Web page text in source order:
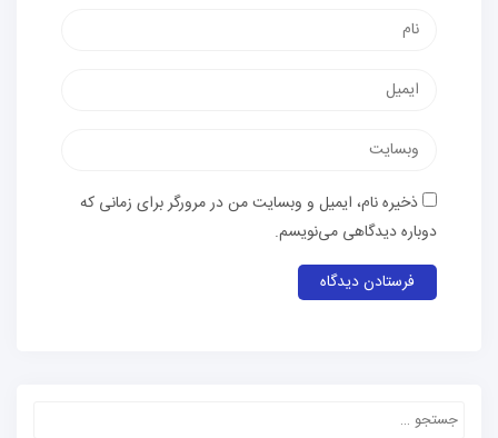
ذخیره نام، ایمیل و وبسایت من در مرورگر برای زمانی که
دوباره دیدگاهی می‌نویسم.